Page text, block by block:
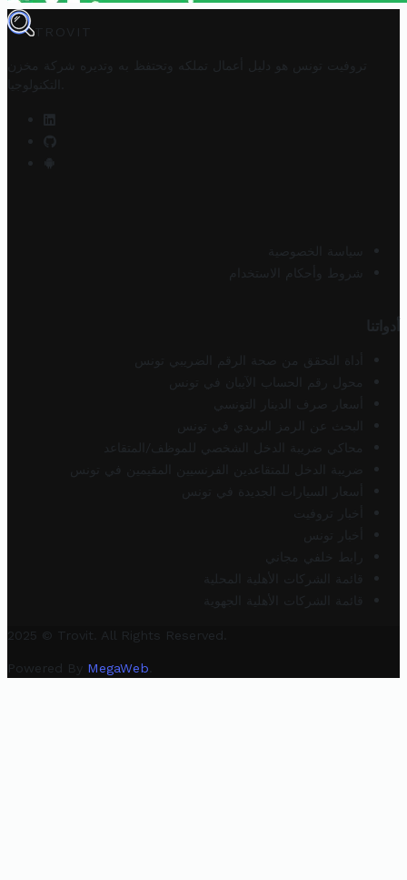
TROVIT
تروفيت تونس هو دليل أعمال تملكه وتحتفظ به وتديره
شركة مخزن
التكنولوجيا
سياسة الخصوصية
شروط وأحكام الاستخدام
أدواتنا
أداة التحقق من صحة الرقم الضريبي تونس
محول رقم الحساب الآيبان في تونس
أسعار صرف الدينار التونسي
البحث عن الرمز البريدي في تونس
محاكي ضريبة الدخل الشخصي للموظف/المتقاعد
ضريبة الدخل للمتقاعدين الفرنسيين المقيمين في تونس
أسعار السيارات الجديدة في تونس
أخبار تروفيت
أخبار تونس
رابط خلفي مجاني
قائمة الشركات الأهلية المحلية
قائمة الشركات الأهلية الجهوية
2025 © Trovit. All Rights Reserved.
Powered By MegaWeb